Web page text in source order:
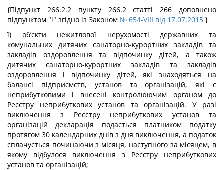
{Підпункт 266.2.2 пункту 266.2 статті 266 доповнено
підпунктом "і" згідно із Законом № 654-VIII від 17.07.2015 }
ї) об’єкти нежитлової нерухомості державних та
комунальних дитячих санаторно-курортних закладів та
закладів оздоровлення та відпочинку дітей, а також
дитячих санаторно-курортних закладів та закладів
оздоровлення і відпочинку дітей, які знаходяться на
балансі підприємств, установ та організацій, які є
неприбутковими і внесені контролюючим органом до
Реєстру неприбуткових установ та організацій. У разі
виключення з Реєстру неприбуткових установ та
організацій декларація подається платником податку
протягом 30 календарних днів з дня виключення, а податок
сплачується починаючи з місяця, наступного за місяцем, в
якому відбулося виключення з Реєстру неприбуткових
установ та організацій;